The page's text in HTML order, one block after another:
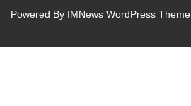
Powered By IMNews WordPress Theme